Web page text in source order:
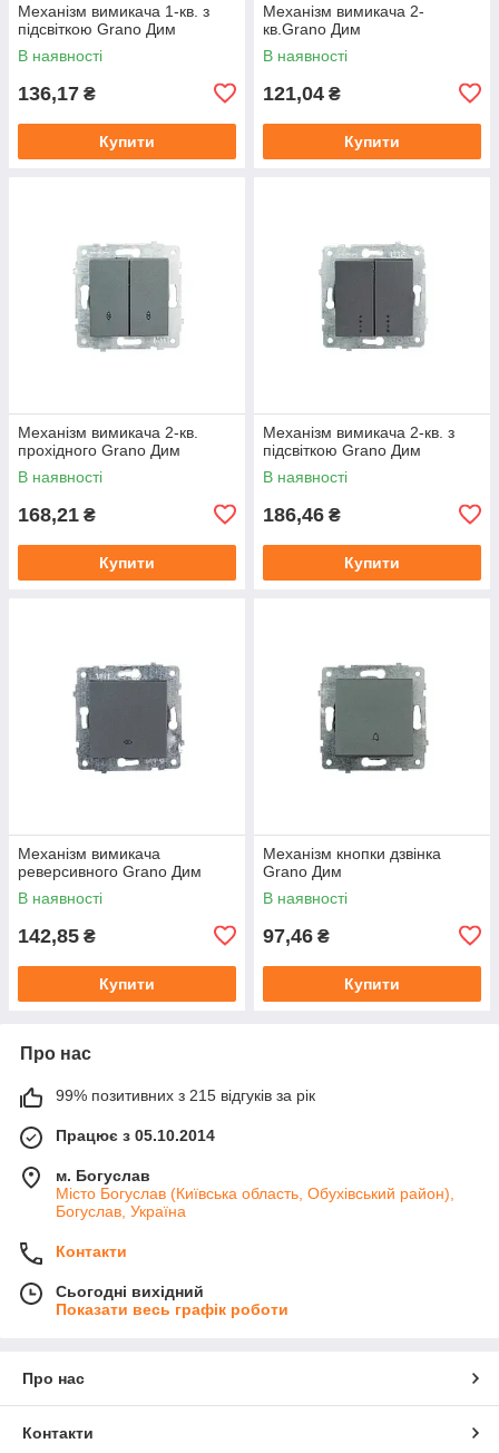
Механізм вимикача 1-кв. з
підсвіткою Grano Дим
В наявності
136,17 ₴
Купити
Механізм вимикача 2-
кв.Grano Дим
В наявності
121,04 ₴
Купити
Механізм вимикача 2-кв.
прохідного Grano Дим
В наявності
168,21 ₴
Купити
Механізм вимикача 2-кв. з
підсвіткою Grano Дим
В наявності
186,46 ₴
Купити
Механізм вимикача
реверсивного Grano Дим
В наявності
142,85 ₴
Купити
Механізм кнопки дзвінка
Grano Дим
В наявності
97,46 ₴
Купити
Про нас
99% позитивних з 215 відгуків за рік
Працює з 05.10.2014
м. Богуслав
Місто Богуслав (Київська область, Обухівський район),
Богуслав, Україна
Контакти
Сьогодні вихідний
Показати весь графік роботи
Про нас
Контакти